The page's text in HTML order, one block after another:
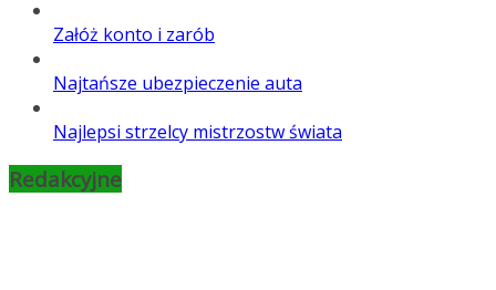
Załóż konto i zarób
Najtańsze ubezpieczenie auta
Najlepsi strzelcy mistrzostw świata
Redakcyjne